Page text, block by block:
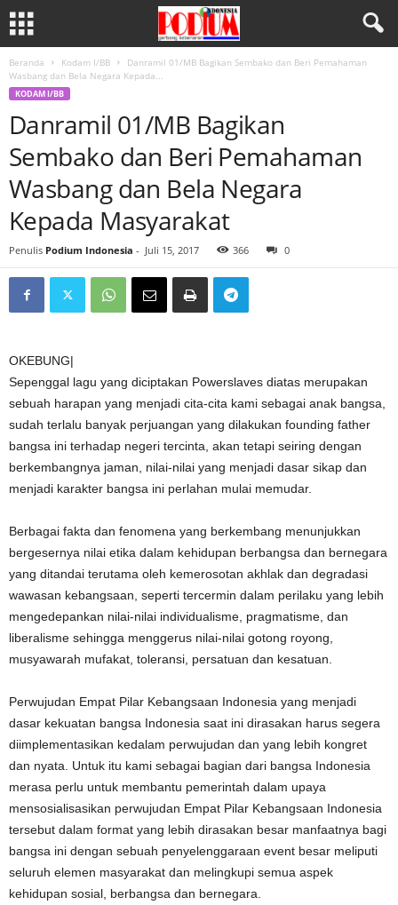
Beranda Kodam I/BB
Danramil 01/MB Bagikan Sembako dan Beri Pemahaman
Wasbang dan Bela Negara Kepada...
KODAM I/BB
Danramil 01/MB Bagikan
Sembako dan Beri Pemahaman
Wasbang dan Bela Negara
Kepada Masyarakat
Penulis Podium Indonesia - Juli 15, 2017 366 0
OKEBUNG|
Sepenggal lagu yang diciptakan Powerslaves diatas merupakan
sebuah harapan yang menjadi cita-cita kami sebagai anak bangsa,
sudah terlalu banyak perjuangan yang dilakukan founding father
bangsa ini terhadap negeri tercinta, akan tetapi seiring dengan
berkembangnya jaman, nilai-nilai yang menjadi dasar sikap dan
menjadi karakter bangsa ini perlahan mulai memudar.
Berbagai fakta dan fenomena yang berkembang menunjukkan
bergesernya nilai etika dalam kehidupan berbangsa dan bernegara
yang ditandai terutama oleh kemerosotan akhlak dan degradasi
wawasan kebangsaan, seperti tercermin dalam perilaku yang lebih
mengedepankan nilai-nilai individualisme, pragmatisme, dan
liberalisme sehingga menggerus nilai-nilai gotong royong,
musyawarah mufakat, toleransi, persatuan dan kesatuan.
Perwujudan Empat Pilar Kebangsaan Indonesia yang menjadi
dasar kekuatan bangsa Indonesia saat ini dirasakan harus segera
diimplementasikan kedalam perwujudan dan yang lebih kongret
dan nyata. Untuk itu kami sebagai bagian dari bangsa Indonesia
merasa perlu untuk membantu pemerintah dalam upaya
mensosialisasikan perwujudan Empat Pilar Kebangsaan Indonesia
tersebut dalam format yang lebih dirasakan besar manfaatnya bagi
bangsa ini dengan sebuah penyelenggaraan event besar meliputi
seluruh elemen masyarakat dan melingkupi semua aspek
kehidupan sosial, berbangsa dan bernegara.